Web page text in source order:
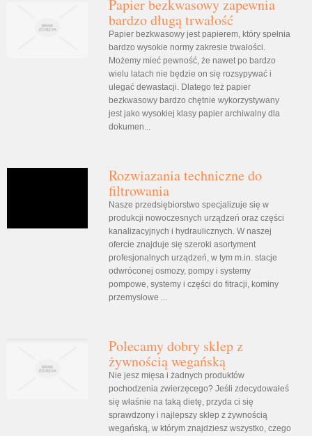
Papier bezkwasowy zapewnia
bardzo długą trwałość
Papier bezkwasowy jest papierem, który spełnia
bardzo wysokie normy zakresie trwałości.
Możemy mieć pewność, że nawet po bardzo
wielu latach nie będzie on się rozsypywać i
ulegać dewastacji. Dlatego też papier
bezkwasowy bardzo chętnie wykorzystywany
jest jako wysokiej klasy papier archiwalny dla
dokumen...
Rozwiazania techniczne do
filtrowania
Nasze przedsiębiorstwo specjalizuje się w
produkcji nowoczesnych urządzeń oraz części
kanalizacyjnych i hydraulicznych. W naszej
ofercie znajduje się szeroki asortyment
profesjonalnych urządzeń, w tym m.in. stacje
odwróconej osmozy, pompy i systemy
pompowe, systemy i części do fitracji, kominy
przemysłowe ...
Polecamy dobry sklep z
żywnością wegańską
Nie jesz mięsa i żadnych produktów
pochodzenia zwierzęcego? Jeśli zdecydowałeś
się właśnie na taką dietę, przyda ci się
sprawdzony i najlepszy sklep z żywnością
wegańską, w którym znajdziesz wszystko, czego